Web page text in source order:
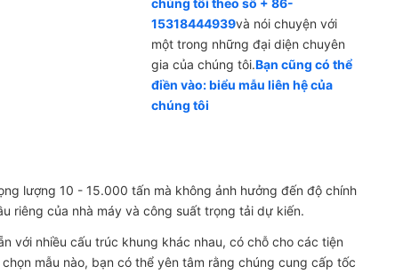
15318444939và nói chuyện với
một trong những đại diện chuyên
gia của chúng tôi.Bạn cũng có thể
điền vào: biểu mẫu liên hệ của
chúng tôi
lượng 10 - 15.000 tấn mà không ảnh hưởng đến độ chính
riêng của nhà máy và công suất trọng tải dự kiến.
với nhiều cấu trúc khung khác nhau, có chỗ cho các tiện
mẫu nào, bạn có thể yên tâm rằng chúng cung cấp tốc